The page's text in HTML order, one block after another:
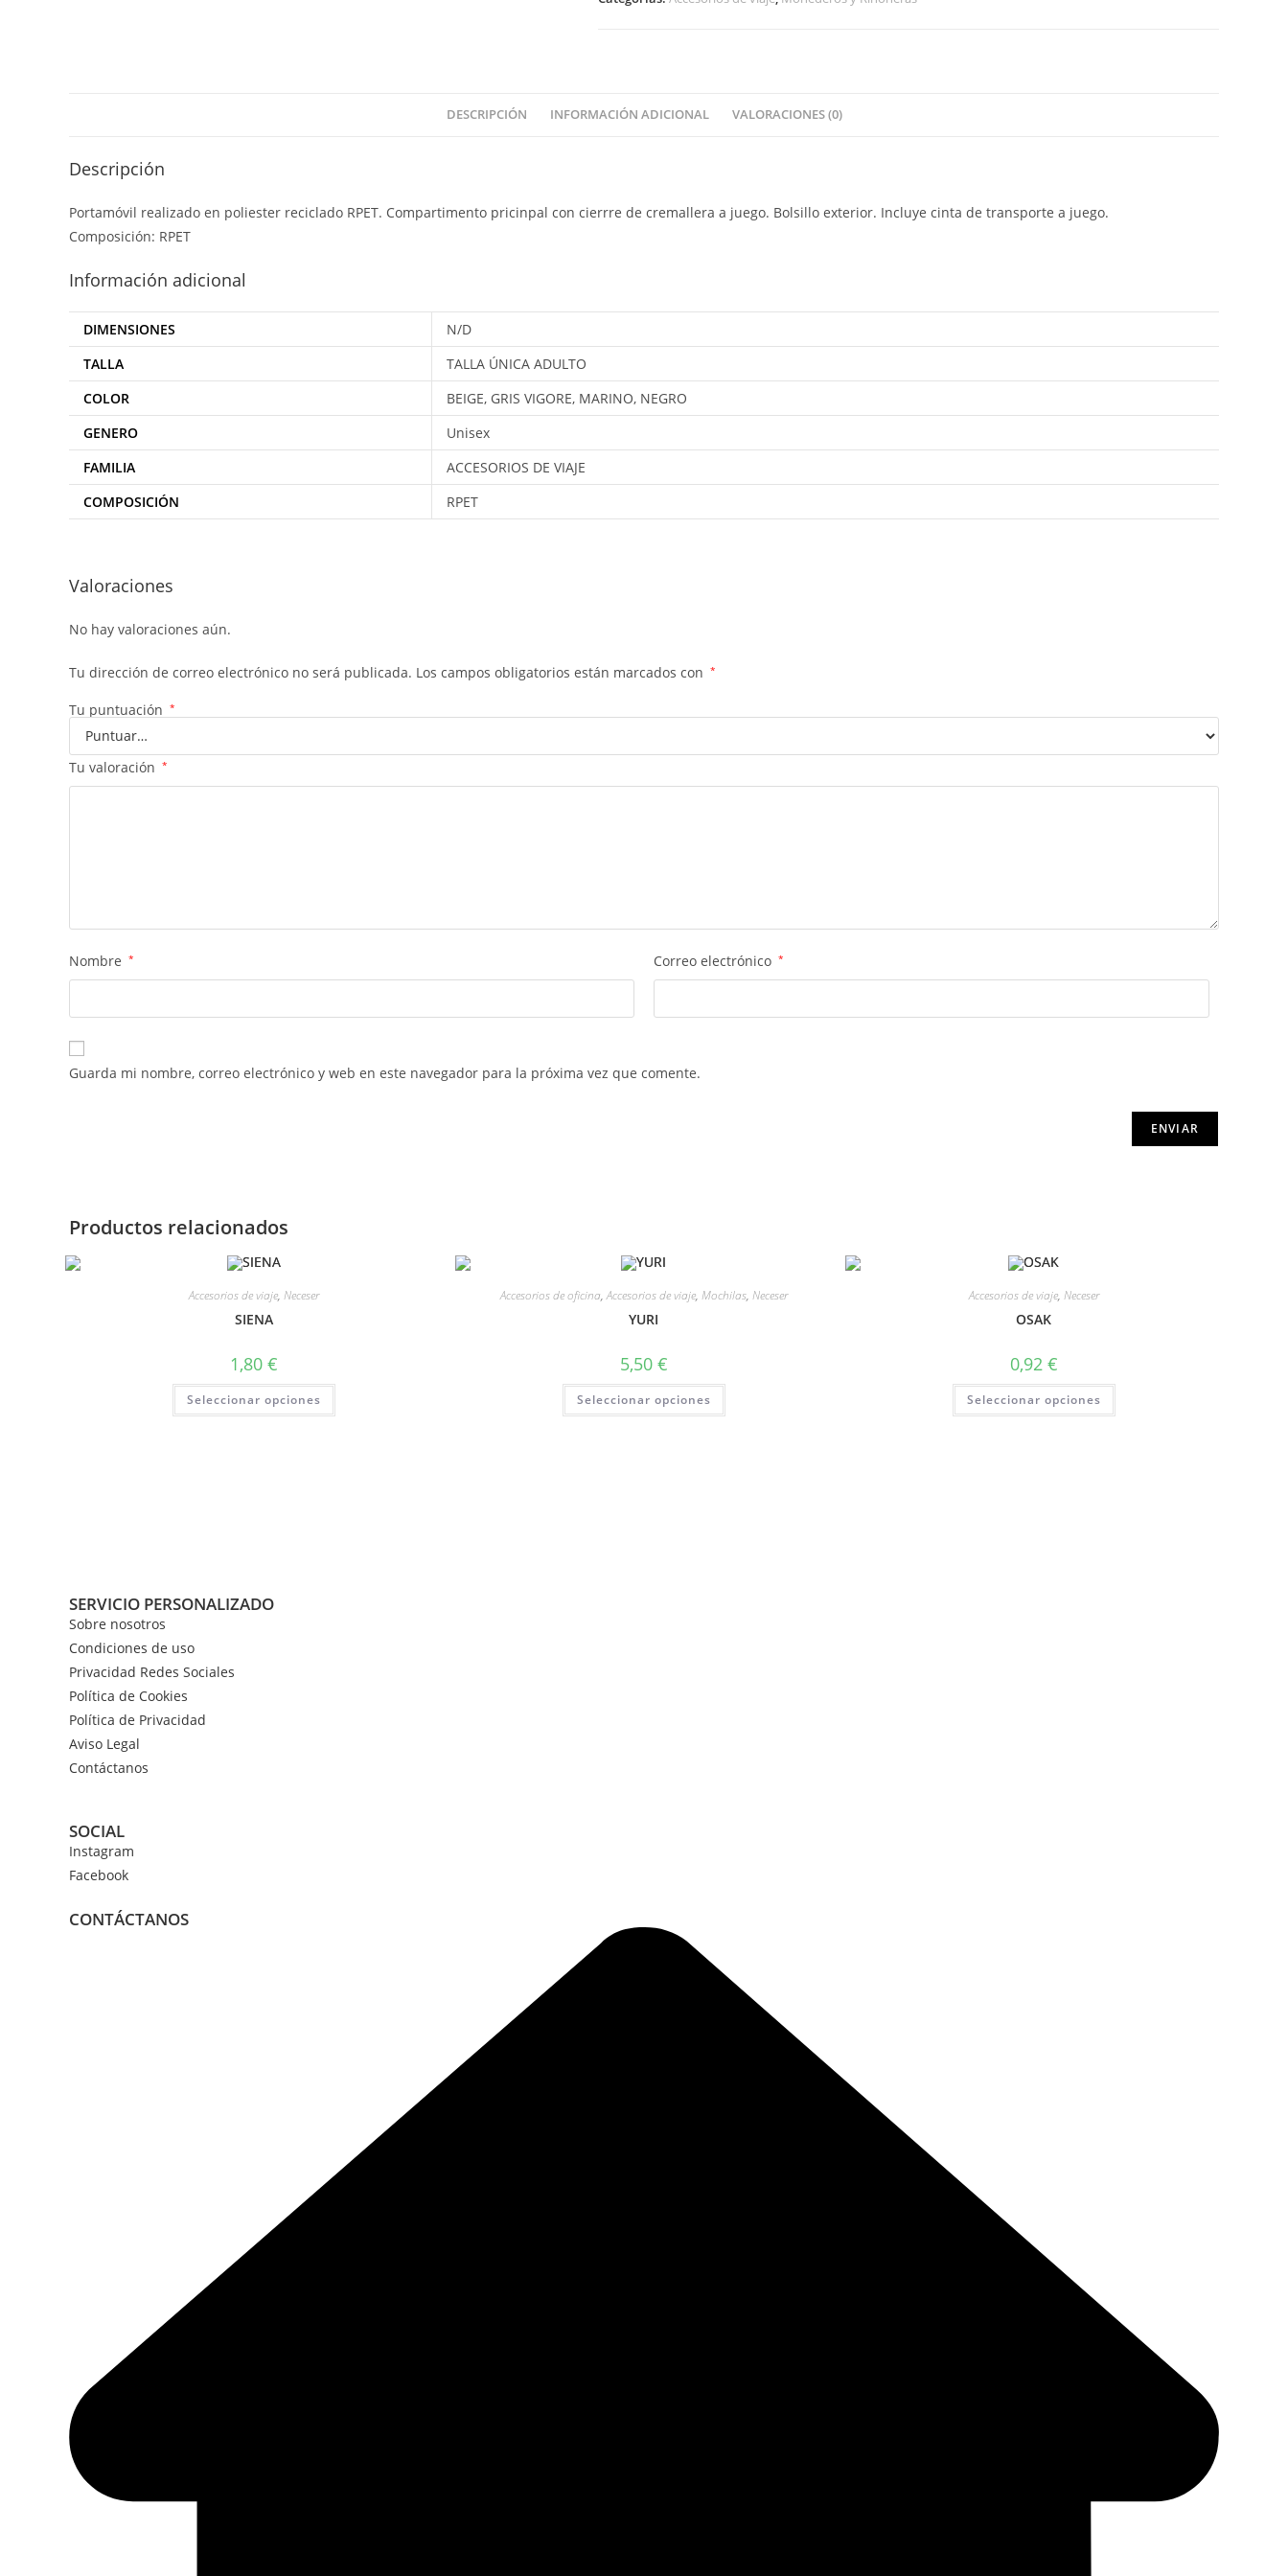
DESCRIPCIÓN INFORMACIÓN ADICIONAL VALORACIONES (0)
Descripción
Portamóvil realizado en poliester reciclado RPET. Compartimento pricinpal con cierrre de cremallera a juego. Bolsillo exterior. Incluye cinta de transporte a juego.
Composición: RPET
Información adicional
DIMENSIONES
N/D
TALLA
TALLA ÚNICA ADULTO
COLOR
BEIGE, GRIS VIGORE, MARINO, NEGRO
GENERO
Unisex
FAMILIA
ACCESORIOS DE VIAJE
COMPOSICIÓN
RPET
Valoraciones
No hay valoraciones aún.
Tu dirección de correo electrónico no será publicada. Los campos obligatorios están marcados con *
Tu puntuación *
Tu valoración *
Nombre * Correo electrónico *
Guarda mi nombre, correo electrónico y web en este navegador para la próxima vez que comente.
Productos relacionados
Accesorios de viaje,Neceser
SIENA
1,80€
Seleccionar opciones
Accesorios de oficina,Accesorios de viaje, Mochilas, Neceser
YURI
5,50 €
Seleccionar opciones
Accesorios de viaje, Neceser
OSAK
0,92 €
Seleccionar opciones
SERVICIO PERSONALIZADO
Sobre nosotros
Condiciones de uso
Privacidad Redes Sociales
Política de Cookies
Política de Privacidad
Aviso Legal
Contáctanos
SOCIAL
Instagram
Facebook
CONTÁCTANOS